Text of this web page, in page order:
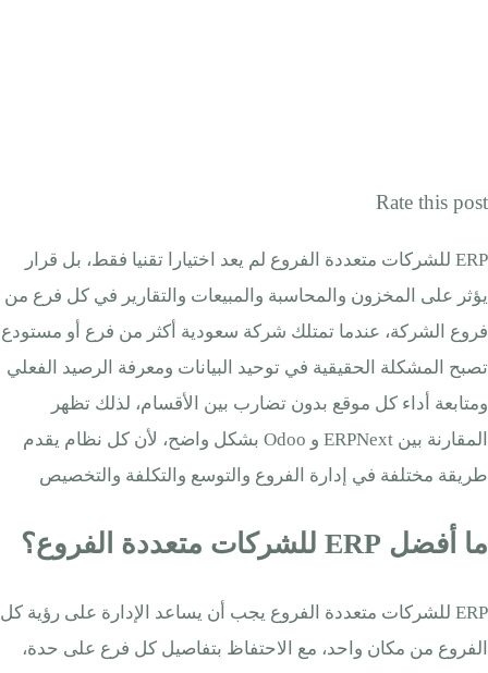
Rate this post
ERP للشركات متعددة الفروع لم يعد اختيارا تقنيا فقط، بل قرار
يؤثر على المخزون والمحاسبة والمبيعات والتقارير في كل فرع من
فروع الشركة، عندما تمتلك شركة سعودية أكثر من فرع أو مستودع
تصبح المشكلة الحقيقية في توحيد البيانات ومعرفة الرصيد الفعلي
ومتابعة أداء كل موقع بدون تضارب بين الأقسام، لذلك تظهر
المقارنة بين ERPNext و Odoo بشكل واضح، لأن كل نظام يقدم
طريقة مختلفة في إدارة الفروع والتوسع والتكلفة والتخصيص
ما أفضل ERP للشركات متعددة الفروع؟
ERP للشركات متعددة الفروع يجب أن يساعد الإدارة على رؤية كل
الفروع من مكان واحد، مع الاحتفاظ بتفاصيل كل فرع على حدة،